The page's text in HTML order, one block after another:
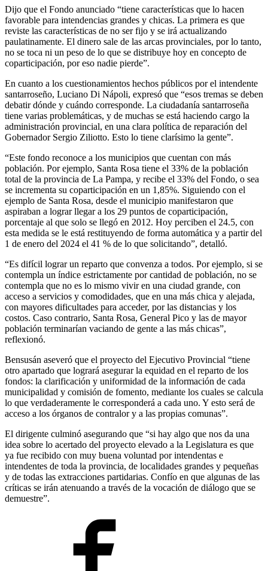
Dijo que el Fondo anunciado “tiene características que lo hacen
favorable para intendencias grandes y chicas. La primera es que
reviste las características de no ser fijo y se irá actualizando
paulatinamente. El dinero sale de las arcas provinciales, por lo tanto,
no se toca ni un peso de lo que se distribuye hoy en concepto de
coparticipación, por eso nadie pierde”.
En cuanto a los cuestionamientos hechos públicos por el intendente
santarroseño, Luciano Di Nápoli, expresó que “esos tremas se deben
debatir dónde y cuándo corresponde. La ciudadanía santarroseña
tiene varias problemáticas, y de muchas se está haciendo cargo la
administración provincial, en una clara política de reparación del
Gobernador Sergio Ziliotto. Esto lo tiene clarísimo la gente”.
“Este fondo reconoce a los municipios que cuentan con más
población. Por ejemplo, Santa Rosa tiene el 33% de la población
total de la provincia de La Pampa, y recibe el 33% del Fondo, o sea
se incrementa su coparticipación en un 1,85%. Siguiendo con el
ejemplo de Santa Rosa, desde el municipio manifestaron que
aspiraban a lograr llegar a los 29 puntos de coparticipación,
porcentaje al que solo se llegó en 2012. Hoy perciben el 24.5, con
esta medida se le está restituyendo de forma automática y a partir del
1 de enero del 2024 el 41 % de lo que solicitando”, detalló.
“Es difícil lograr un reparto que convenza a todos. Por ejemplo, si se
contempla un índice estrictamente por cantidad de población, no se
contempla que no es lo mismo vivir en una ciudad grande, con
acceso a servicios y comodidades, que en una más chica y alejada,
con mayores dificultades para acceder, por las distancias y los
costos. Caso contrario, Santa Rosa, General Pico y las de mayor
población terminarían vaciando de gente a las más chicas”,
reflexionó.
Bensusán aseveró que el proyecto del Ejecutivo Provincial “tiene
otro apartado que logrará asegurar la equidad en el reparto de los
fondos: la clarificación y uniformidad de la información de cada
municipalidad y comisión de fomento, mediante los cuales se calcula
lo que verdaderamente le corresponderá a cada uno. Y esto será de
acceso a los órganos de contralor y a las propias comunas”.
El dirigente culminó asegurando que “si hay algo que nos da una
idea sobre lo acertado del proyecto elevado a la Legislatura es que
ya fue recibido con muy buena voluntad por intendentas e
intendentes de toda la provincia, de localidades grandes y pequeñas
y de todas las extracciones partidarias. Confío en que algunas de las
críticas se irán atenuando a través de la vocación de diálogo que se
demuestre”.